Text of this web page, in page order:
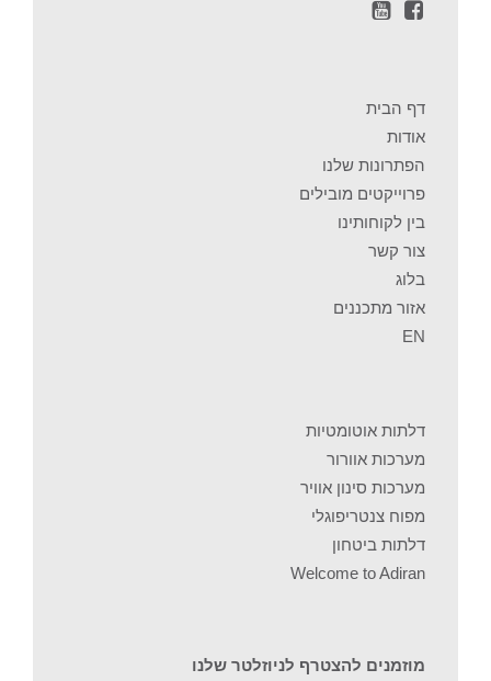
דף הבית
אודות
הפתרונות שלנו
פרוייקטים מובילים
בין לקוחותינו
צור קשר
בלוג
אזור מתכננים
EN
דלתות אוטומטיות
מערכות אוורור
מערכות סינון אוויר
מפוח צנטריפוגלי
דלתות ביטחון
Welcome to Adiran
מוזמנים להצטרף לניוזלטר שלנו